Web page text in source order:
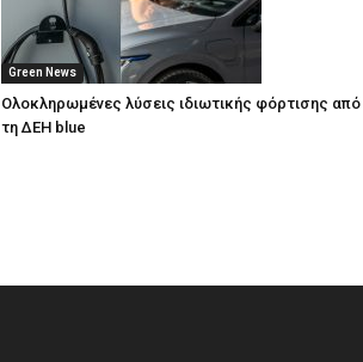
Green News
Ολοκληρωμένες λύσεις ιδιωτικής φόρτισης από
τη ΔΕΗ blue